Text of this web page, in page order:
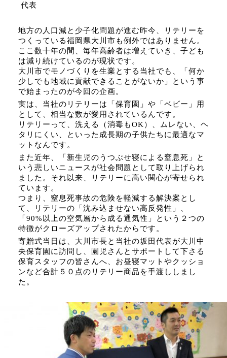
代表
地方の人口減と少子化問題が進む昨今、リテリーを
つくっている福岡県大川市も例外ではありません。
ここ数十年の間、毎年高齢者は増えていき、子ども
は減り続けているのが現状です。
大川市でモノづくりを生業とする当社でも、「何か
少しでも地域に貢献できることがないか」という事
で始まったのが今回の企画。
実は、当社のリテリーは「保育園」や「ベビー」用
として、相当な数が愛用されているんです。
リテリーって、洗える（消毒もOK）、ムレない、ヘ
タリにくい、といった成長期の子供たちに最適なマ
ットなんです。
また近年、「新生児のうつぶせ寝による窒息死」と
いう悲しいニュースが社会問題として取り上げられ
ました。それ以来、リテリーに高い関心が寄せられ
ています。
つまり、窒息死事故の危険を軽減する解決案とし
て、リテリーの「沈み込ませない高反発性」、
「90%以上の空気層から成る通気性」という２つの
特徴がクローズアップされたからです。
寄贈式当日は、大川市長と当社の坂田代表が大川中
央保育園に訪問し、園児さんとサポートして下さる
保育スタッフの皆さんへ、お昼寝マットやクッショ
ンなど合計５０点のリテリー商品を手渡ししまし
た。